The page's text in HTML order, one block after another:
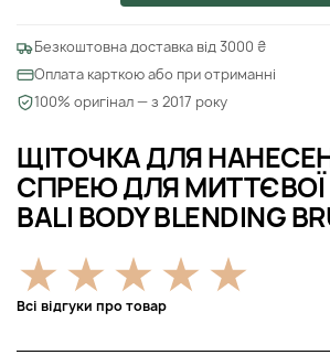
ЩІТОЧКА ДЛЯ
СПРЕЮ ДЛЯ
BALI BODY BLENDING
Всі відгуки про товар
Безкоштовна доставка від 3000 ₴
Оплата карткою або при отриманні
100% оригінал — з 2017 року